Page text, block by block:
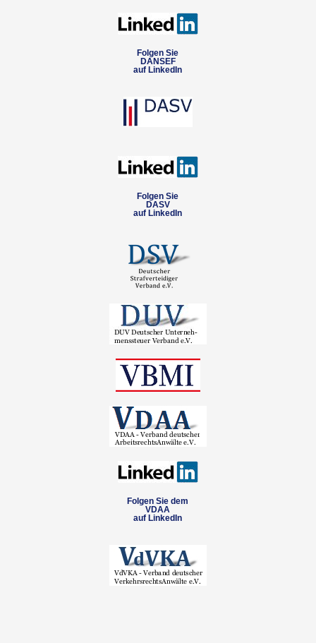
Folgen Sie
DANSEF
auf LinkedIn
Folgen Sie
DASV
auf LinkedIn
Folgen Sie dem
VDAA
auf LinkedIn